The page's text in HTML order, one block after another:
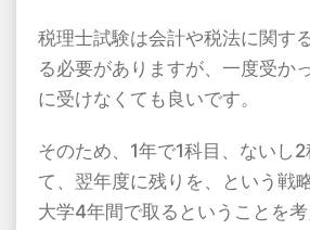
税理士試験は会計や税法に関す
る必要がありますが、一度受か
に受けなくても良いです。
そのため、1年で1科目、ないし
て、翌年度に残りを、という戦
大学4年間で取るということを